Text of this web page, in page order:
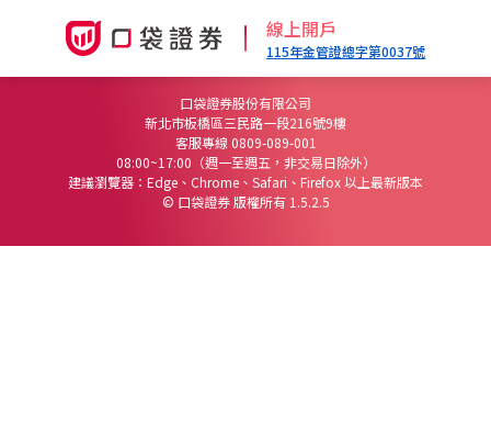
線上開戶
115年金管證總字第0037號
口袋證券股份有限公司
新北市板橋區三民路一段216號9樓
客服專線 0809-089-001
08:00~17:00（週一至週五，非交易日除外）
建議瀏覽器：Edge、Chrome、Safari、Firefox 以上最新版本
© 口袋證券 版權所有 1.5.2.5